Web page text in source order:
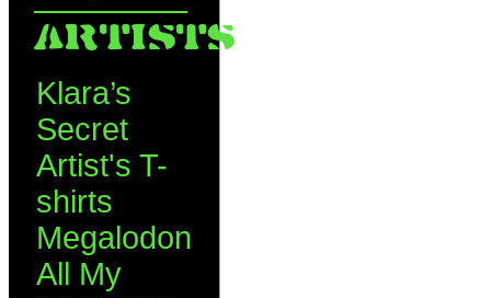
ARTISTS
Klara’s
Secret
Artist's T-
shirts
Megalodon
All My